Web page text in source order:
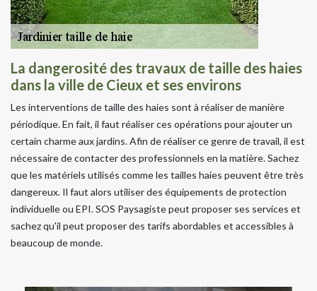
La dangerosité des travaux de taille des haies
dans la ville de Cieux et ses environs
Les interventions de taille des haies sont à réaliser de manière
périodique. En fait, il faut réaliser ces opérations pour ajouter un
certain charme aux jardins. Afin de réaliser ce genre de travail, il est
nécessaire de contacter des professionnels en la matière. Sachez
que les matériels utilisés comme les tailles haies peuvent être très
dangereux. Il faut alors utiliser des équipements de protection
individuelle ou EPI. SOS Paysagiste peut proposer ses services et
sachez qu'il peut proposer des tarifs abordables et accessibles à
beaucoup de monde.